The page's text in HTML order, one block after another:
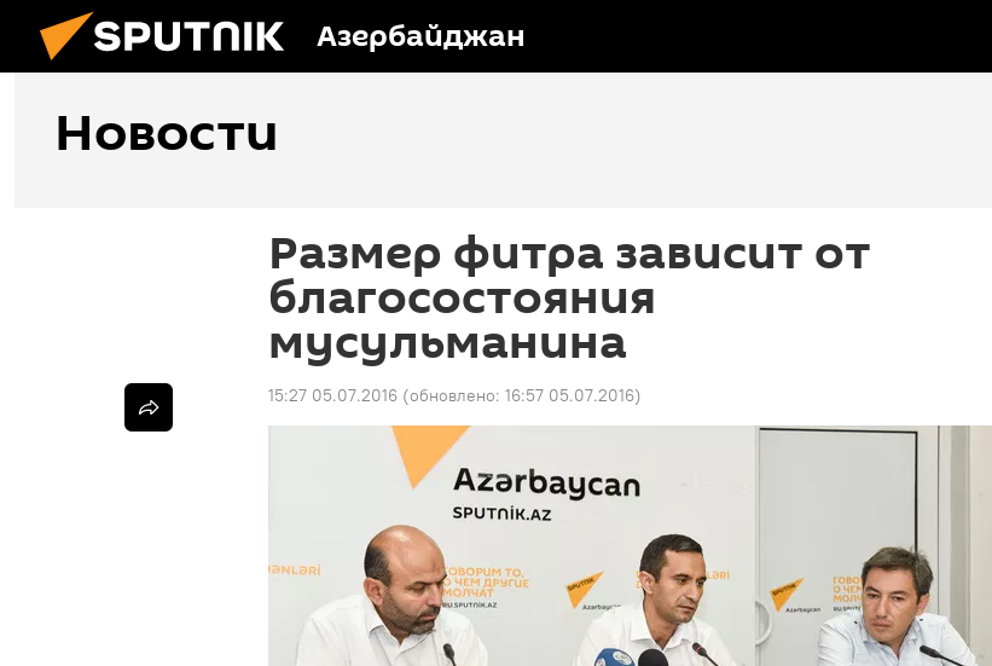
Азербайджан
Новости
Размер фитра зависит от
благосостояния
мусульманина
15:27 05.07.2016 (обновлено: 16:57 05.07.2016)